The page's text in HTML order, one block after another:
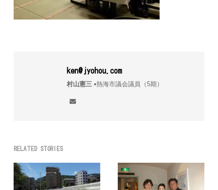
ken@jyohou.com
村山憲三▪︎熱海市議会議員（5期）
RELATED STORIES